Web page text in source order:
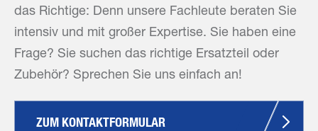
das Richtige: Denn unsere Fachleute beraten Sie
intensiv und mit großer Expertise. Sie haben eine
Frage? Sie suchen das richtige Ersatzteil oder
Zubehör? Sprechen Sie uns einfach an!
ZUM KONTAKTFORMULAR